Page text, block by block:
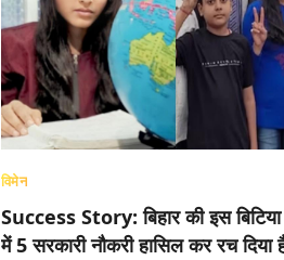
विमेन
Success Story: बिहार की इस
में 5 सरकारी नौकरी हासिल कर रच दिया